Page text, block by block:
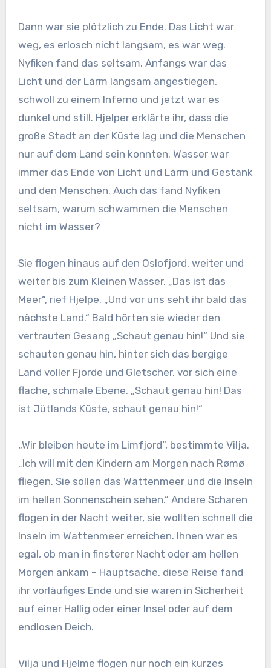
Dann war sie plötzlich zu Ende. Das Licht war
weg, es erlosch nicht langsam, es war weg.
Nyfiken fand das seltsam. Anfangs war das
Licht und der Lärm langsam angestiegen,
schwoll zu einem Inferno und jetzt war es
dunkel und still. Hjelper erklärte ihr, dass die
große Stadt an der Küste lag und die Menschen
nur auf dem Land sein konnten. Wasser war
immer das Ende von Licht und Lärm und Gestank
und den Menschen. Auch das fand Nyfiken
seltsam, warum schwammen die Menschen
nicht im Wasser?
Sie flogen hinaus auf den Oslofjord, weiter und
weiter bis zum Kleinen Wasser. „Das ist das
Meer“, rief Hjelpe. „Und vor uns seht ihr bald das
nächste Land.“ Bald hörten sie wieder den
vertrauten Gesang „Schaut genau hin!“ Und sie
schauten genau hin, hinter sich das bergige
Land voller Fjorde und Gletscher, vor sich eine
flache, schmale Ebene. „Schaut genau hin! Das
ist Jütlands Küste, schaut genau hin!“
„Wir bleiben heute im Limfjord“, bestimmte Vilja.
„Ich will mit den Kindern am Morgen nach Rømø
fliegen. Sie sollen das Wattenmeer und die Inseln
im hellen Sonnenschein sehen.“ Andere Scharen
flogen in der Nacht weiter, sie wollten schnell die
Inseln im Wattenmeer erreichen. Ihnen war es
egal, ob man in finsterer Nacht oder am hellen
Morgen ankam – Hauptsache, diese Reise fand
ihr vorläufiges Ende und sie waren in Sicherheit
auf einer Hallig oder einer Insel oder auf dem
endlosen Deich.
Vilja und Hjelme flogen nur noch ein kurzes